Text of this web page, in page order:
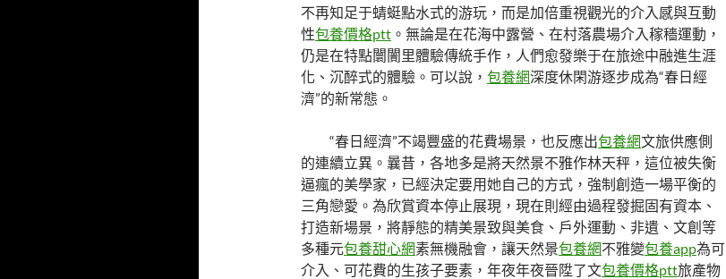
不再知足于蜻蜓點水式的游玩，而是加倍重視觀光的介入感與互動
性包養價格ptt 。無論是在花海中露營、在村落農場介入稼穡運動，
仍是在特點闤闠里體驗傳統手作，人們愈發樂于在旅途中融進生涯
化、沉醉式的體驗。可以說， 包養網深度休閑游逐步成為“春日經
濟”的新常態。
“春日經濟”不竭豐盛的花費場景，也反應出包養網文旅供應側
的連續立異。曩昔，各地多是將天然景不雅作林天秤，這位被失衡
逼瘋的美學家，已經決定要用她自己的方式，強制創造一場平衡的
三角戀愛。為欣賞資本停止展現，現在則經由過程發掘固有資本、
打造新場景，將靜態的精美景致與美食、戶外運動、非遺、文創等
多種元包養甜心網素無機融會，讓天然景包養網不雅變包養app為可
介入、可花費的生孩子要素，年夜年夜晉陞了文包養價格ptt旅產物